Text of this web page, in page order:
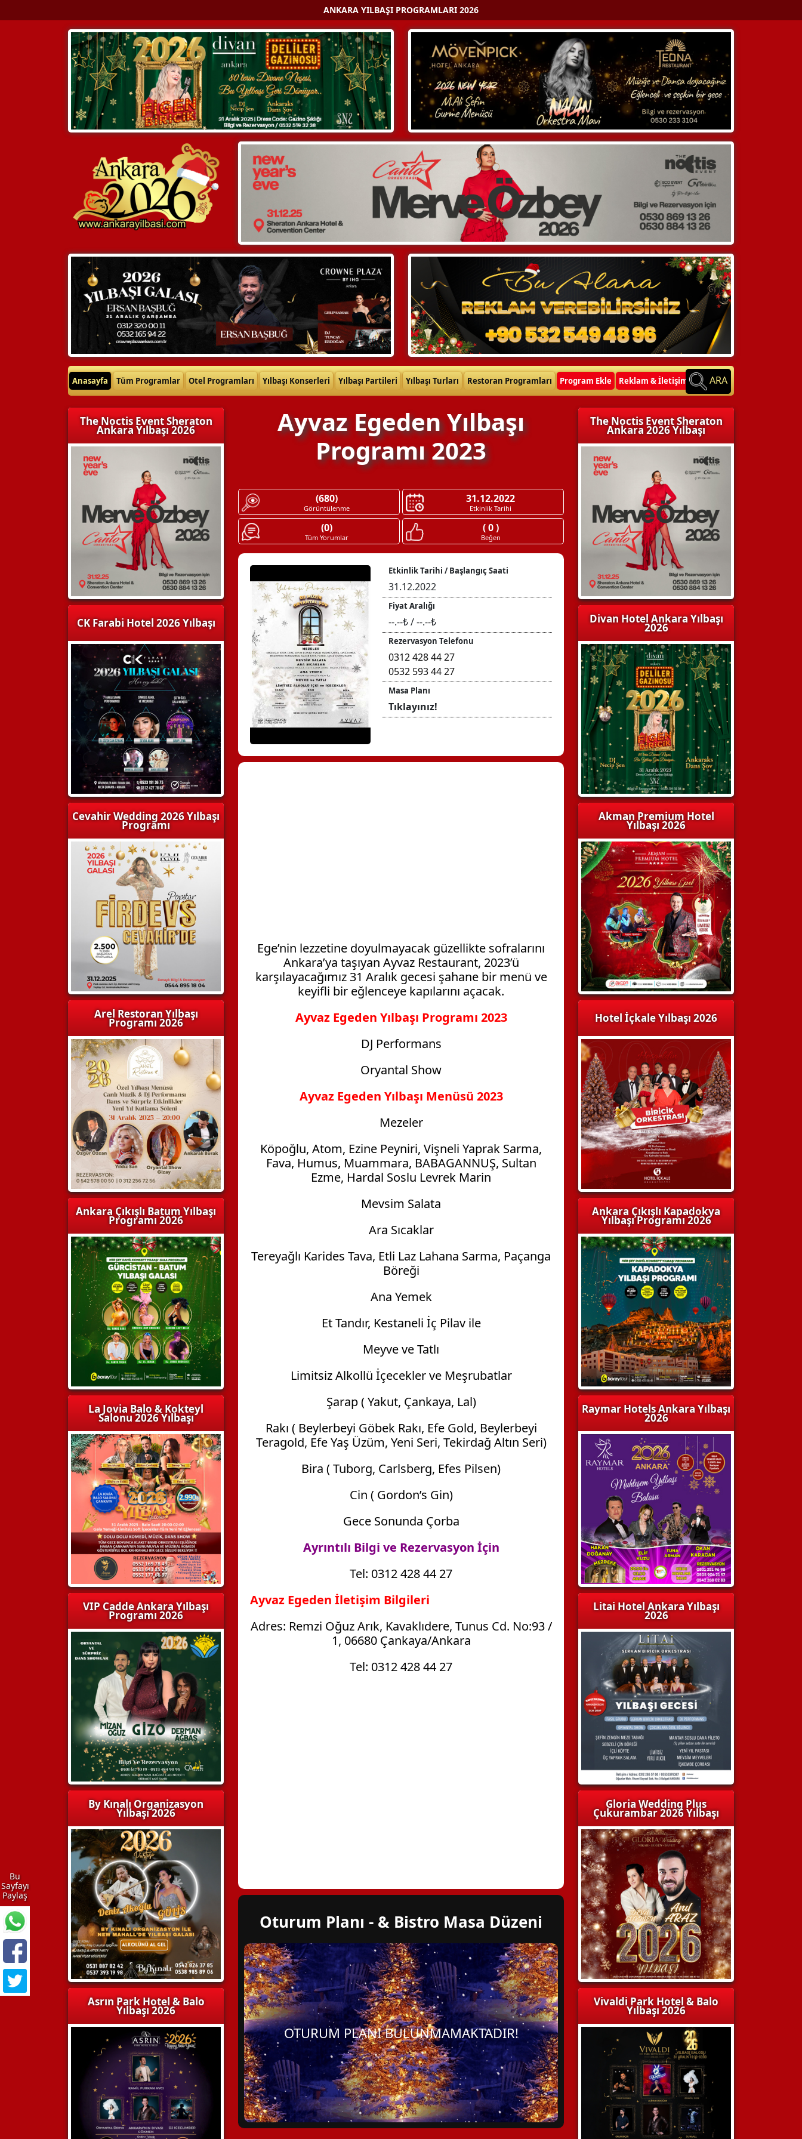
ANKARA YILBAŞI PROGRAMLARI 2026
Anasayfa Tüm Programlar Otel Programları Yılbaşı Konserleri Yılbaşı Partileri Yılbaşı Turları Restoran Programları Program Ekle Reklam & İletişim ARA
The Noctis Event Sheraton
Ankara Yılbaşı 2026
CK Farabi Hotel 2026 Yılbaşı
Cevahir Wedding 2026 Yılbaşı
Programı
Arel Restoran Yılbaşı
Programı 2026
Ankara Çıkışlı Batum Yılbaşı
Programı 2026
La Jovia Balo & Kokteyl
Salonu 2026 Yılbaşı
VIP Cadde Ankara Yılbaşı
Programı 2026
By Kınalı Organizasyon
Yılbaşı 2026
Asrın Park Hotel & Balo
Yılbaşı 2026
Ayvaz Egeden Yılbaşı
Programı 2023
(680)
Görüntülenme
31.12.2022
Etkinlik Tarihi
(0)
Tüm Yorumlar
( 0 )
Beğen
Etkinlik Tarihi / Başlangıç Saati
31.12.2022
Fiyat Aralığı
--.--₺ / --.--₺
Rezervasyon Telefonu
0312 428 44 27
0532 593 44 27
Masa Planı
Tıklayınız!
Ege’nin lezzetine doyulmayacak güzellikte sofralarını
Ankara’ya taşıyan Ayvaz Restaurant, 2023’ü
karşılayacağımız 31 Aralık gecesi şahane bir menü ve
keyifli bir eğlenceye kapılarını açacak.
Ayvaz Egeden Yılbaşı Programı 2023
DJ Performans
Oryantal Show
Ayvaz Egeden Yılbaşı Menüsü 2023
Mezeler
Köpoğlu, Atom, Ezine Peyniri, Vişneli Yaprak Sarma,
Fava, Humus, Muammara, BABAGANNUŞ, Sultan
Ezme, Hardal Soslu Levrek Marin
Mevsim Salata
Ara Sıcaklar
Tereyağlı Karides Tava, Etli Laz Lahana Sarma, Paçanga
Böreği
Ana Yemek
Et Tandır, Kestaneli İç Pilav ile
Meyve ve Tatlı
Limitsiz Alkollü İçecekler ve Meşrubatlar
Şarap ( Yakut, Çankaya, Lal)
Rakı ( Beylerbeyi Göbek Rakı, Efe Gold, Beylerbeyi
Teragold, Efe Yaş Üzüm, Yeni Seri, Tekirdağ Altın Seri)
Bira ( Tuborg, Carlsberg, Efes Pilsen)
Cin ( Gordon’s Gin)
Gece Sonunda Çorba
Ayrıntılı Bilgi ve Rezervasyon İçin
Tel: 0312 428 44 27
Ayvaz Egeden İletişim Bilgileri
Adres: Remzi Oğuz Arık, Kavaklıdere, Tunus Cd. No:93 /
1, 06680 Çankaya/Ankara
Tel: 0312 428 44 27
Oturum Planı - & Bistro Masa Düzeni
OTURUM PLANI BULUNMAMAKTADIR!
The Noctis Event Sheraton
Ankara 2026 Yılbaşı
Divan Hotel Ankara Yılbaşı
2026
Akman Premium Hotel
Yılbaşı 2026
Hotel İçkale Yılbaşı 2026
Ankara Çıkışlı Kapadokya
Yılbaşı Programı 2026
Raymar Hotels Ankara Yılbaşı
2026
Litai Hotel Ankara Yılbaşı
2026
Gloria Wedding Plus
Çukurambar 2026 Yılbaşı
Vivaldi Park Hotel & Balo
Yılbaşı 2026
Bu
Sayfayı
Paylaş